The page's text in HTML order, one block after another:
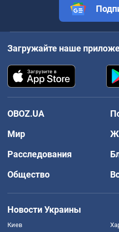
Загружайте наше
OBOZ.UA
Мир
Расследования
Общество
Новости Украины
Киев